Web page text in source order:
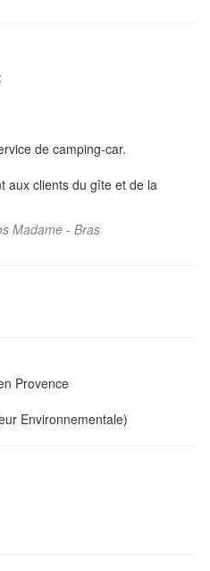
de camping-car.
aux clients du gîte et de la
Madame - Bras
Provence
Environnementale)